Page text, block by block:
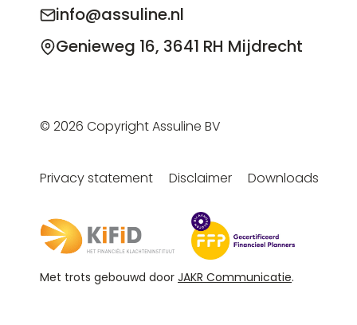
info@assuline.nl
Genieweg 16, 3641 RH Mijdrecht
© 2026 Copyright Assuline BV
Privacy statement Disclaimer Downloads
Met trots gebouwd door JAKR Communicatie.